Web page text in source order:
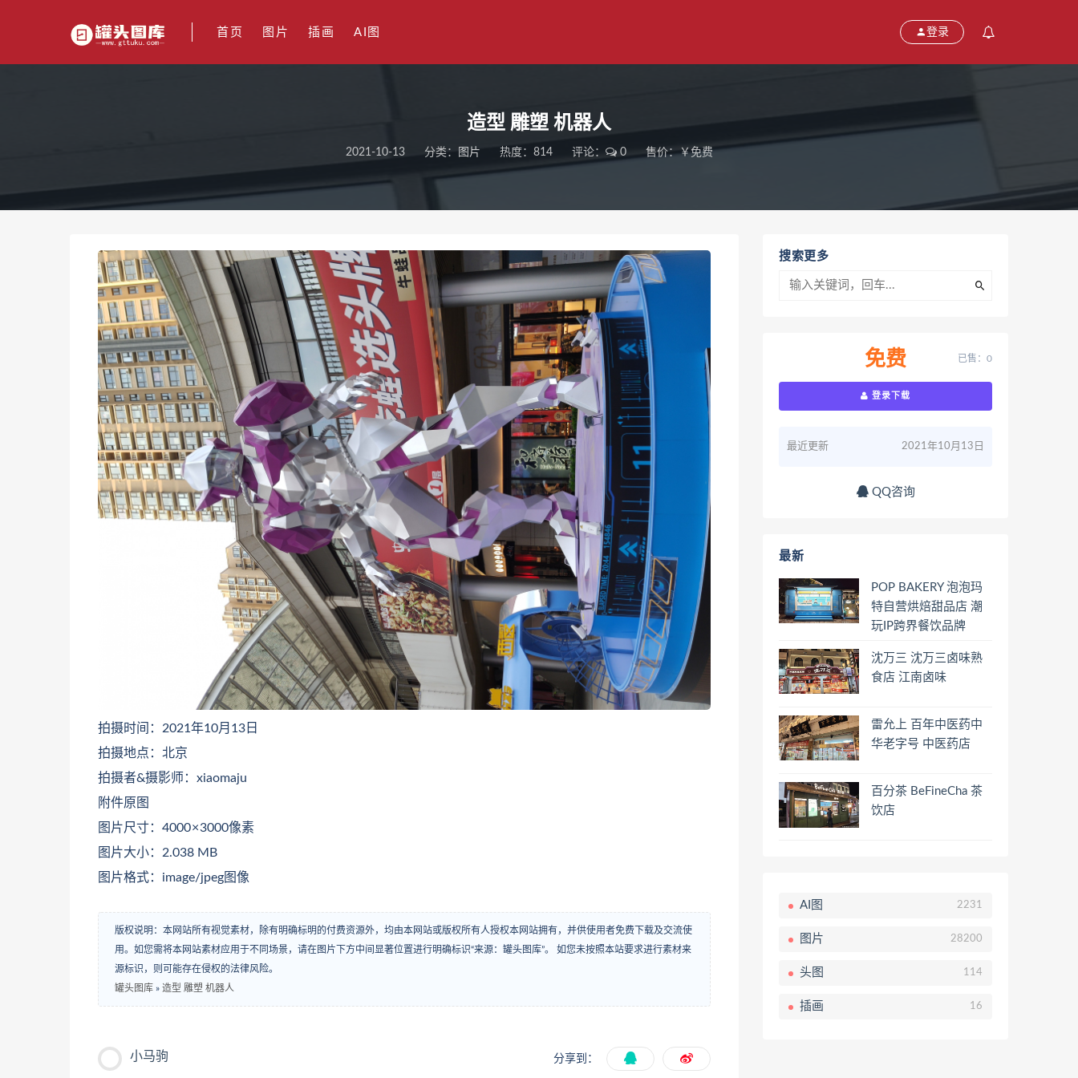
首页 图片 插画 AI图 登录
造型 雕塑 机器人
2021-10-13 分类： 图片 热度：814 评论： 0 售价：￥免费
拍摄时间：2021年10月13日
拍摄地点：北京
拍摄者&摄影师：xiaomaju
附件原图
图片尺寸：4000 × 3000像素
图片大小：2.038 MB
图片格式：image/jpeg图像
版权说明：本网站所有视觉素材，除有明确标明的付费资源外，均由本网站或版权所有人授权本网站拥有，并供使用者免费下载及交流使
用。如您需将本网站素材应用于不同场景，请在图片下方中间显著位置进行明确标识“来源：罐头图库”。 如您未按照本站要求进行素材来
源标识，则可能存在侵权的法律风险。
罐头图库 » 造型 雕塑 机器人
小马驹 分享到：
搜索更多
免费 已售：0
登录下载
最近更新 2021年10月13日
QQ咨询
最新
POP BAKERY 泡泡玛
特自营烘焙甜品店 潮
玩IP跨界餐饮品牌
沈万三 沈万三卤味熟
食店 江南卤味
雷允上 百年中医药中
华老字号 中医药店
百分茶 BeFineCha 茶
饮店
AI图 2231
图片 28200
头图 114
插画 16